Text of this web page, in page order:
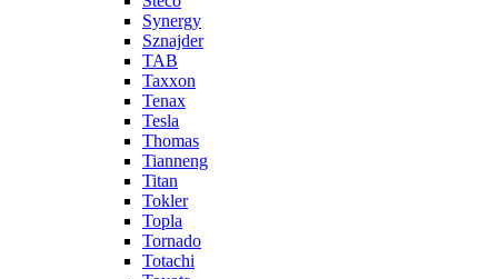
Synergy
Sznajder
TAB
Taxxon
Tenax
Tesla
Thomas
Tianneng
Titan
Tokler
Topla
Tornado
Totachi